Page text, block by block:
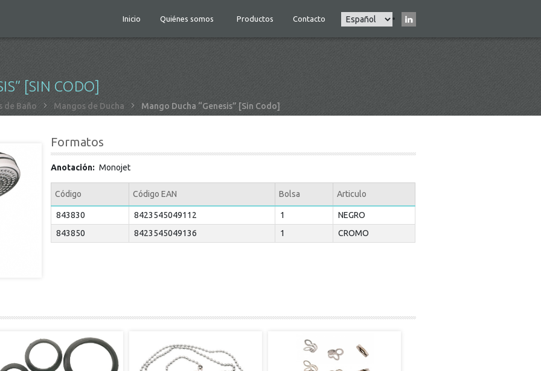
Main
navigation
Inicio Quiénes somos Productos Contacto
Select
your
language
[SIN CODO]
de Baño Mangos de Ducha Mango Ducha “Genesis” [Sin Codo]
Formatos
Anotación Monojet
Código Código EAN Bolsa Articulo
843830 8423545049112 1
NEGRO
843850
8423545049136 1 CROMO